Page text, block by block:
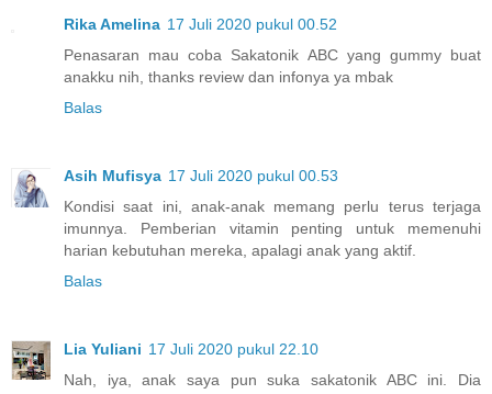
Rika Amelina 17 Juli 2020 pukul 00.52
Penasaran mau coba Sakatonik ABC yang gummy buat
anakku nih, thanks review dan infonya ya mbak
Balas
Asih Mufisya 17 Juli 2020 pukul 00.53
Kondisi saat ini, anak-anak memang perlu terus terjaga
imunnya. Pemberian vitamin penting untuk memenuhi
harian kebutuhan mereka, apalagi anak yang aktif.
Balas
Lia Yuliani 17 Juli 2020 pukul 22.10
Nah, iya, anak saya pun suka sakatonik ABC ini. Dia